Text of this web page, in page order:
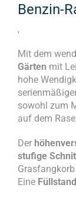
Benzin-
,
Mit dem
Gärten mit
hohe
sowohl zum
auf dem
Der
stufige
Eine